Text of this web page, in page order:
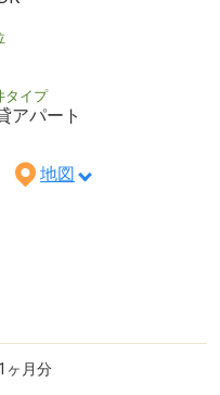
タイプ
アパート
地図
ヶ月分